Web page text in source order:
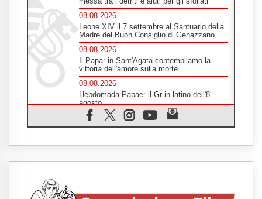
08.08.2026
Leone XIV il 7 settembre al Santuario della
Madre del Buon Consiglio di Genazzano
08.08.2026
Il Papa: in Sant'Agata contempliamo la
vittoria dell'amore sulla morte
08.08.2026
Hebdomada Papae: il Gr in latino dell'8
agosto
08.08.2026
Spin Time, Reina: Cristo non abita nei
senzatetto
08.08.2026
08.08.2026